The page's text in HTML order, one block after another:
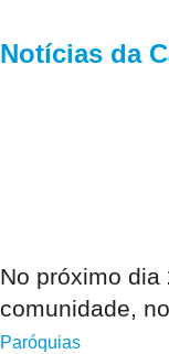
Notícias da
No próximo
comunidade,
Paróquias